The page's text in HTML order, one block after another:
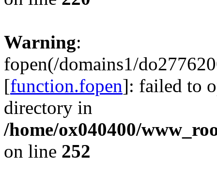
Warning:
fopen(/domains1/
[function.fopen]: failed to
directory in
/home/ox040400/
on line 252